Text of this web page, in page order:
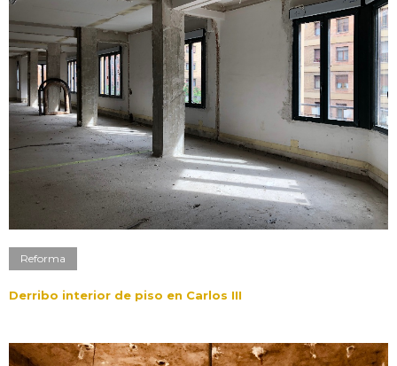
Reforma
Derribo interior de piso en Carlos III